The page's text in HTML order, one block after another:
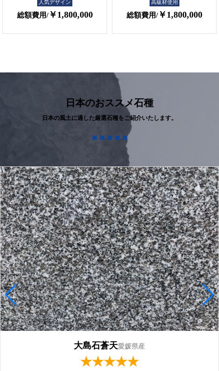
人気デザイン
総額費用/￥1,800,000
高級材使用
総額費用/￥1,800,000
日本のおススメ石種
日本の風土に適した厳選石種をご紹介いたします。
大島石蒼天愛媛県産
★★★★★